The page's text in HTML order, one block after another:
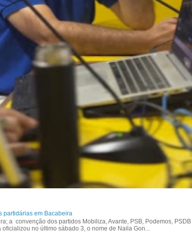
partidárias em Bacabeira
a convenção dos partidos Mobiliza, Avante, PSB, Podemos, PSDB
oficializou no último sábado 3, o nome de Naila Gon...